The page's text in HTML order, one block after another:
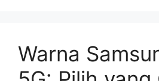
Warna